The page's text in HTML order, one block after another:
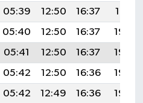
05:39 12:50 16:37
19:51
05:40 12:50 16:37
19:50
05:41 12:50 16:37
19:49
05:42 12:50 16:36
19:48
05:42 12:49 16:36
19:46